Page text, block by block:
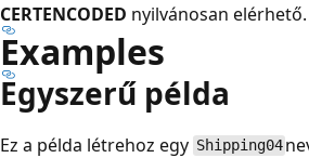
CERTENCODED nyilvánosan elérhető.
Examples
Egyszerű példa
Ez a példa létrehoz egy Shipping04